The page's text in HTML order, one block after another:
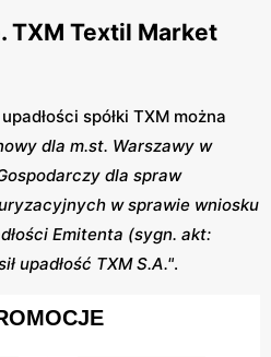
TXM Textil Market
spółki TXM można
dla m.st. Warszawy w
dla spraw
w sprawie wniosku
Emitenta (sygn. akt:
upadłość TXM S.A.".